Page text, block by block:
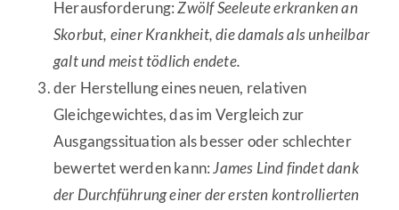
Herausforderung:Zwölf Seeleute erkranken an
Skorbut, einer Krankheit, die damals als unheilbar
galt und meist tödlich endete.
der Herstellung eines neuen, relativen
Gleichgewichtes, das im Vergleich zur
Ausgangssituation als besser oder schlechter
bewertet werden kann:James Lind findet dank
der Durchführung einer der ersten kontrollierten